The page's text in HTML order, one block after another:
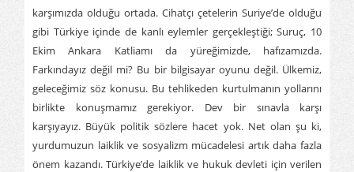
karşımızda olduğu ortada. Cihatçı çetelerin Suriye’de olduğu
gibi Türkiye içinde de kanlı eylemler gerçekleştiği; Suruç, 10
Ekim Ankara Katliamı da yüreğimizde, hafızamızda.
Farkındayız değil mi? Bu bir bilgisayar oyunu değil. Ülkemiz,
geleceğimiz söz konusu. Bu tehlikeden kurtulmanın yollarını
birlikte konuşmamız gerekiyor. Dev bir sınavla karşı
karşıyayız. Büyük politik sözlere hacet yok. Net olan şu ki,
yurdumuzun laiklik ve sosyalizm mücadelesi artık daha fazla
önem kazandı. Türkiye’de laiklik ve hukuk devleti için verilen